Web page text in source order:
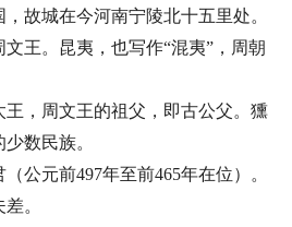
故城在今河南宁陵北十五里处。
王。昆夷，也写作“混夷”，周朝
，周文王的祖父，即古公父。獯
数民族。
公元前497年至前465年在位）。
。